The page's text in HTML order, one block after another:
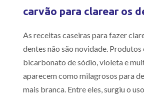
carvão para clarear os
As receitas caseiras para fazer
dentes não são novidade. Produtos
bicarbonato de sódio, violeta e
aparecem como milagrosos para
mais branca. Entre eles, surgiu o